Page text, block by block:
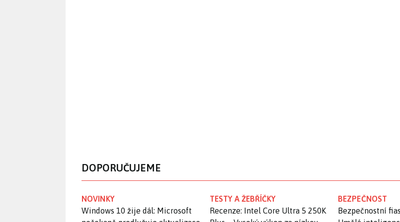
DOPORUČUJEME
NOVINKY
Windows 10 žije dál: Microsoft
TESTY A ŽEBŘÍČKY
Recenze: Intel Core Ultra 5 250K
BEZPEČNOST
Bezpečnostní